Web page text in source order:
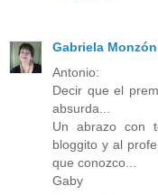
Gabriela Monzón
Antonio:
Decir que el
absurda...
Un abrazo con
bloggito y al
que conozco...
Gaby